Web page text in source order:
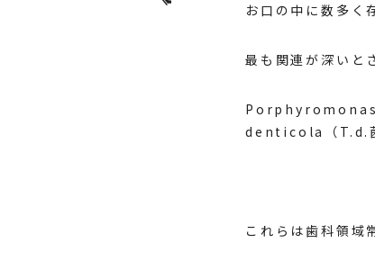
お口の中に数多く
最も関連が深いと
denticola（T.d.
これらは歯科領域